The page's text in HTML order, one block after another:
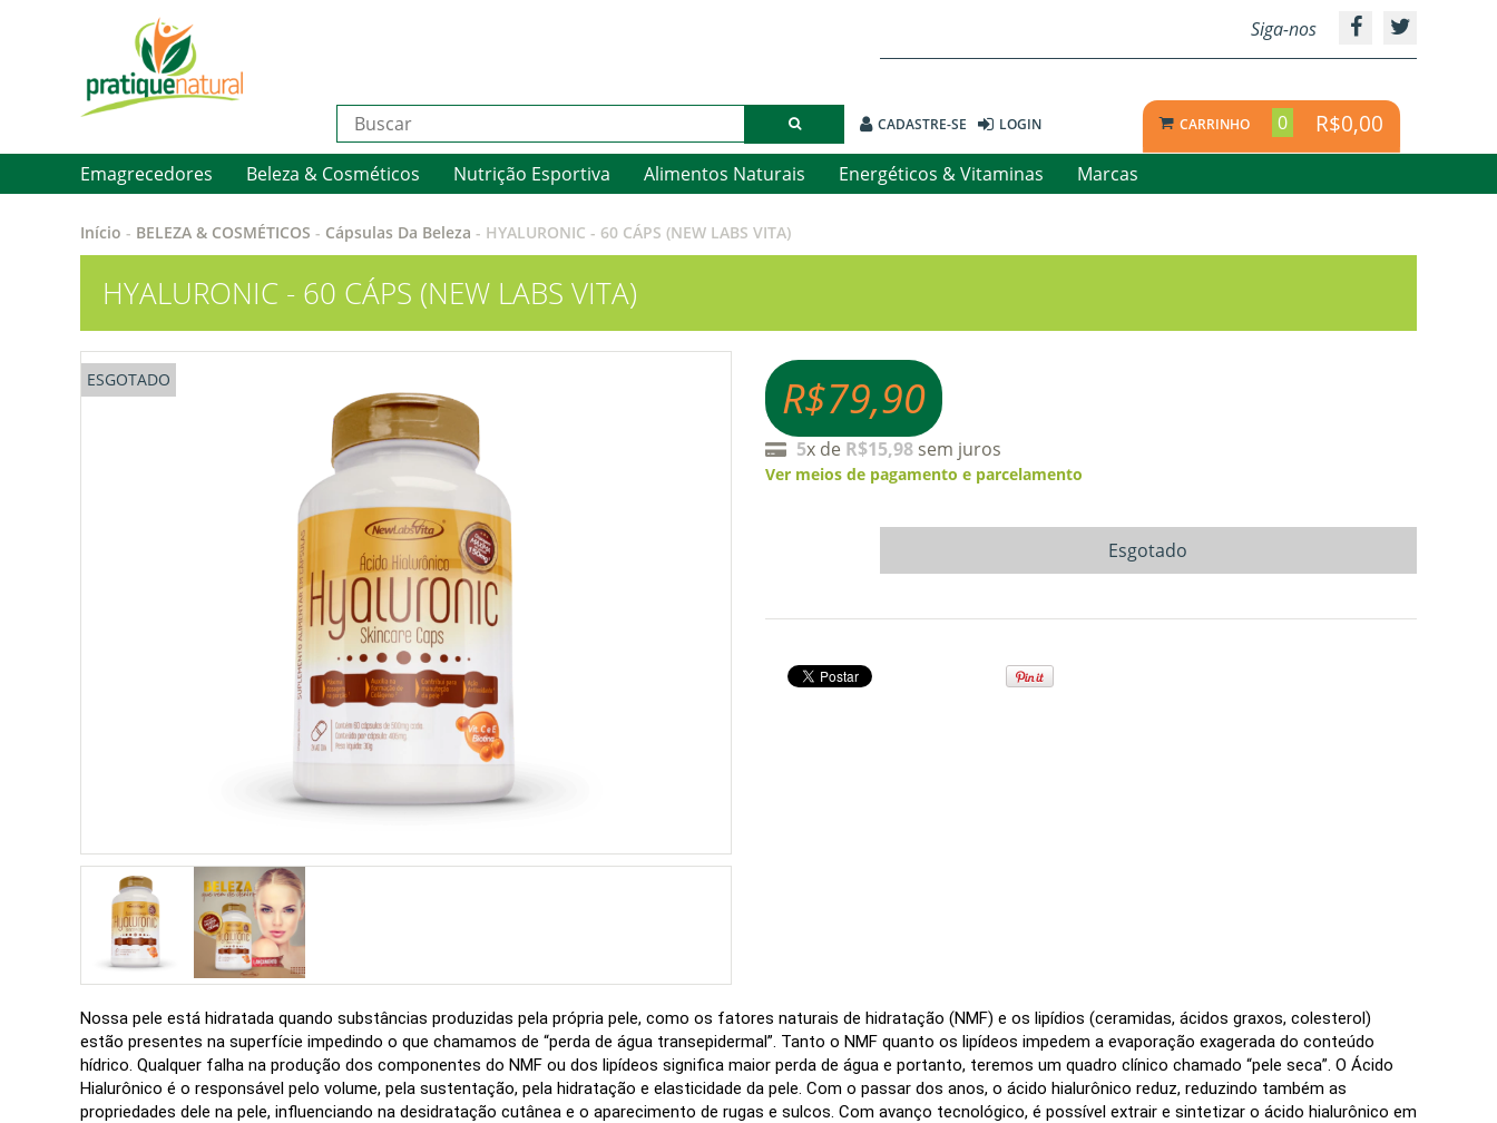
Siga-nos
CADASTRE-SE LOGIN CARRINHO 0 R$0,00
Emagrecedores Beleza & Cosméticos Nutrição Esportiva Alimentos Naturais Energéticos & Vitaminas Marcas
Início - BELEZA & COSMÉTICOS - Cápsulas Da Beleza - HYALURONIC - 60 CÁPS (NEW LABS VITA)
HYALURONIC - 60 CÁPS (NEW LABS VITA)
ESGOTADO R$79,90
5x de R$15,98 sem juros
Ver meios de pagamento e parcelamento
Nossa pele está hidratada quando substâncias produzidas pela própria pele, como os fatores naturais de hidratação (NMF) e os lipídios (ceramidas, ácidos graxos, colesterol)
estão presentes na superfície impedindo o que chamamos de “perda de água transepidermal”. Tanto o NMF quanto os lipídeos impedem a evaporação exagerada do conteúdo
hídrico. Qualquer falha na produção dos componentes do NMF ou dos lipídeos significa maior perda de água e portanto, teremos um quadro clínico chamado “pele seca”. O Ácido
Hialurônico é o responsável pelo volume, pela sustentação, pela hidratação e elasticidade da pele. Com o passar dos anos, o ácido hialurônico reduz, reduzindo também as
propriedades dele na pele, influenciando na desidratação cutânea e o aparecimento de rugas e sulcos. Com avanço tecnológico, é possível extrair e sintetizar o ácido hialurônico em